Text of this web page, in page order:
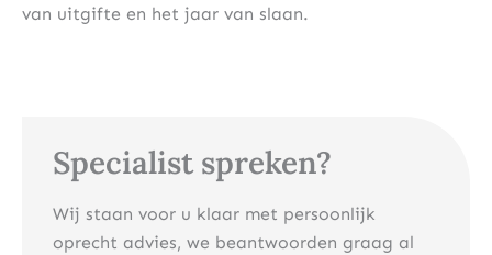
Specialist spreken?
Wij staan voor u klaar met persoonlijk
oprecht advies, we beantwoorden graag al
van uitgifte en het jaar van slaan.